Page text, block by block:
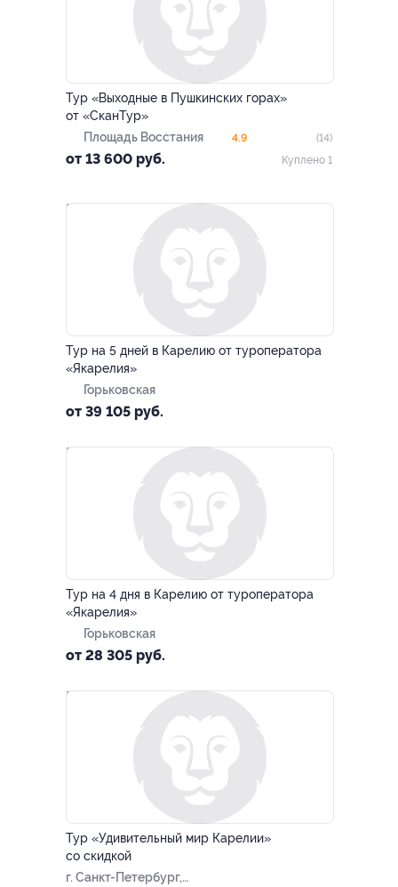
Тур «Выходные в Пушкинских горах»
от «СканТур»
Площадь Восстания
от 13 600 руб.
4.9
(14)
Куплено 1
Тур на 5 дней в Карелию от туроператора
«Якарелия»
Горьковская
от 39 105 руб.
Тур на 4 дня в Карелию от туроператора
«Якарелия»
Горьковская
от 28 305 руб.
Тур «Удивительный мир Карелии»
со скидкой
г. Санкт-Петербург,